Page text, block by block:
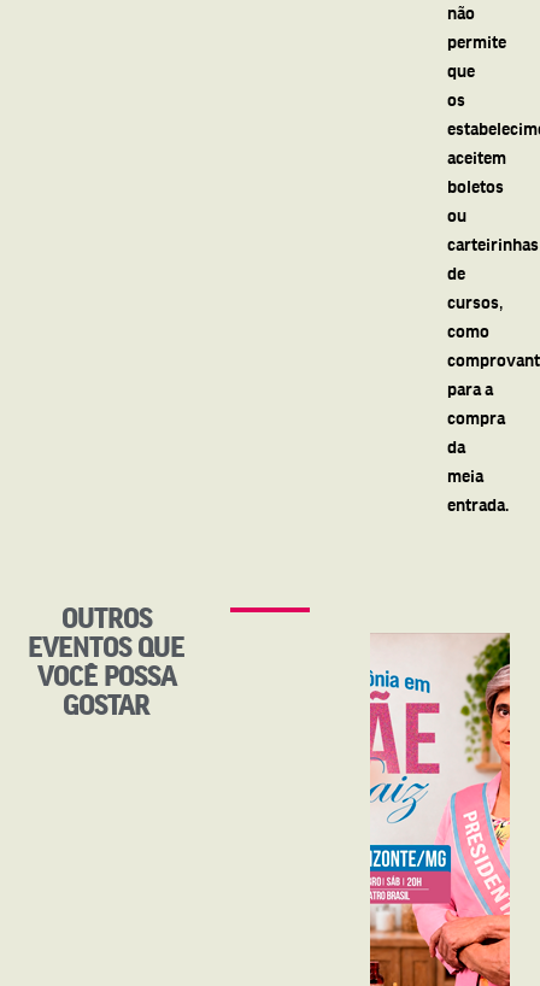
não
permite
que
os
aceitem
boletos
ou
carteirinhas
de
cursos,
como
para a
compra
da
meia
entrada.
OUTROS
EVENTOS QUE
VOCÊ POSSA
GOSTAR